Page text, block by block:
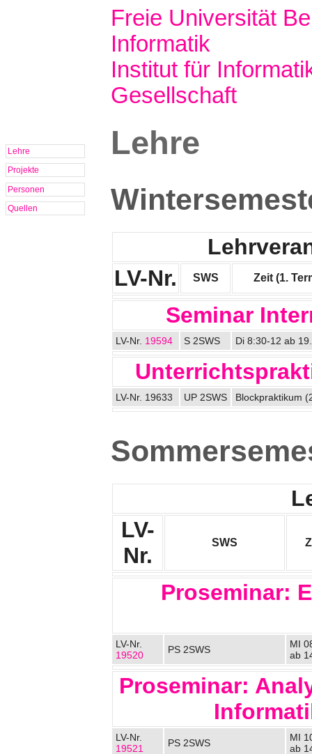
Freie Universität
Informatik
Institut für
Gesellschaft
Lehre
LV-Nr.
SWS Zeit (1.
Seminar
LV-Nr. 19594 S 2SWS Di 8:30-12 ab
LV-Nr. 19633 UP 2SWS Blockpraktikum
LV-
Nr.
SWS
Proseminar:
LV-Nr.
19520
PS 2SWS
MI
ab
Proseminar:
LV-Nr.
19521
PS 2SWS
MI
ab
Lehre
Projekte
Personen
Quellen